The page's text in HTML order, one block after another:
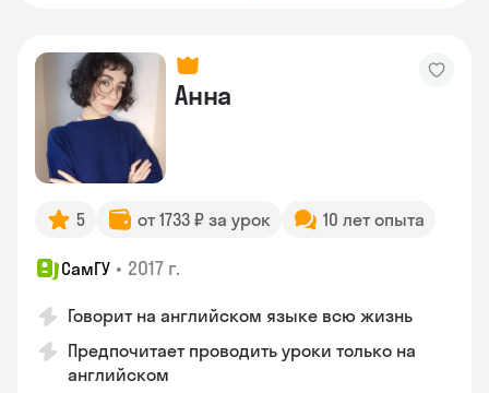
Анна
5 от 1733 ₽ за урок 10 лет опыта
СамГУ • 2017 г.
Говорит на английском языке всю жизнь
Предпочитает проводить уроки только на
английском